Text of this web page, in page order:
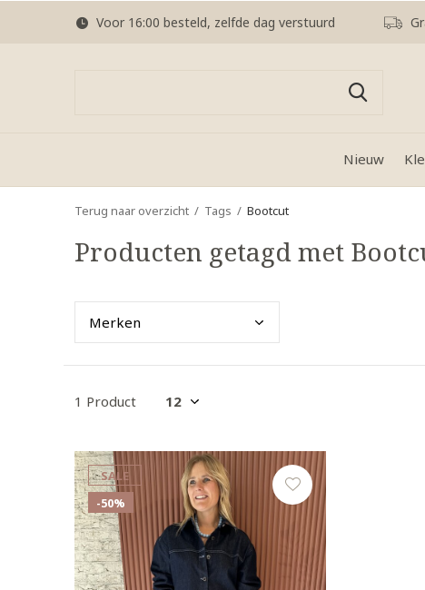
Nieuw
Voor 16:00 besteld, zelfde dag verstuurd
Terug naar overzicht Tags Bootcut
Producten getagd met
Merken
1 Product
SALE
-50%